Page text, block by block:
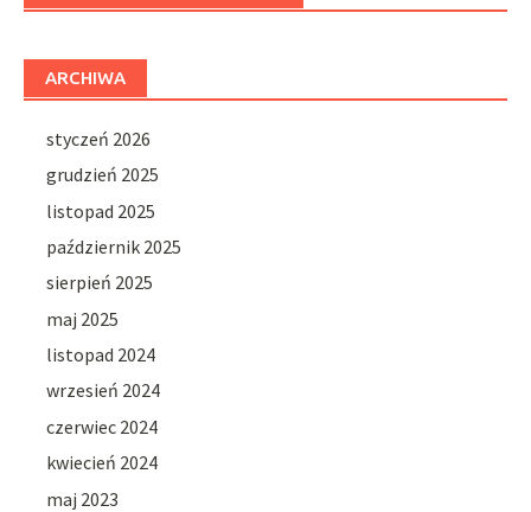
ARCHIWA
styczeń 2026
grudzień 2025
listopad 2025
październik 2025
sierpień 2025
maj 2025
listopad 2024
wrzesień 2024
czerwiec 2024
kwiecień 2024
maj 2023